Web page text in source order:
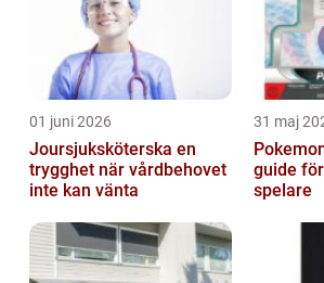
01 juni 2026
Joursjuksköterska en
trygghet när vårdbehovet
inte kan vänta
31 maj
Pokemon
guide
spelare